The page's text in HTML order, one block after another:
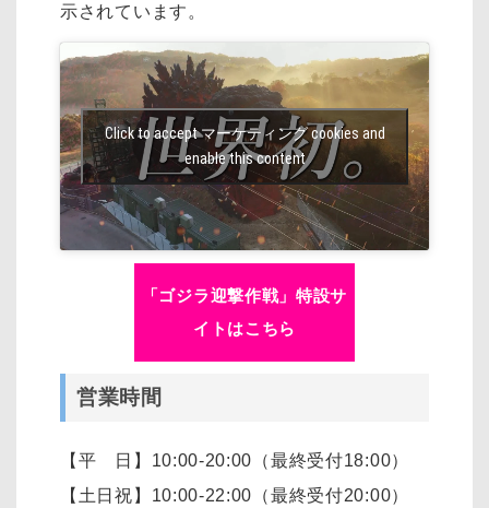
示されています。
Click to accept マーケティング cookies and
enable this content
「ゴジラ迎撃作戦」特設サ
イトはこちら
営業時間
【平 日】10:00-20:00（最終受付18:00）
【土日祝】10:00-22:00（最終受付20:00）